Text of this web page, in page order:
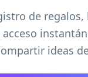
de
ideas